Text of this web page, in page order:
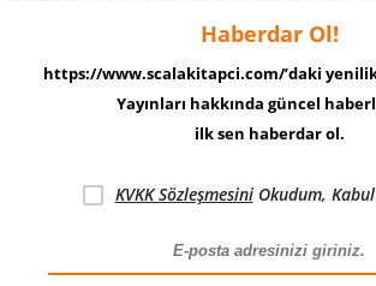
Haberdar Ol!
https://www.scalakitapci.com/’daki
Yayınları hakkında güncel
ilk sen haberdar ol.
KVKK SözleşmesiniOkudum,